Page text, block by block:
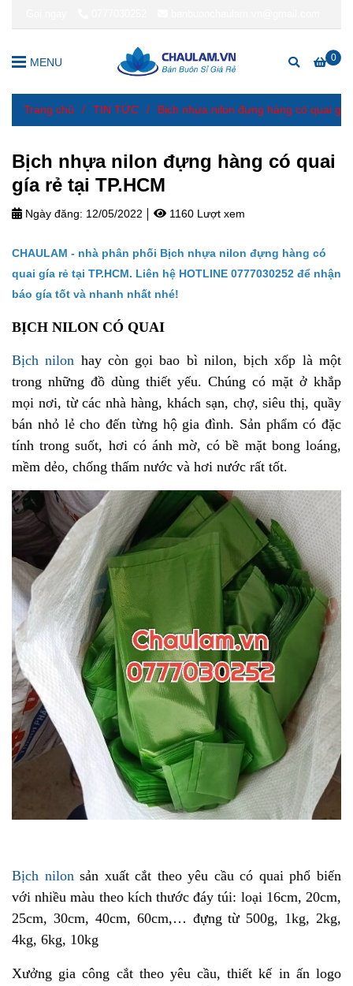
0
MENU
Trang chủ / TIN TỨC / Bịch nhựa nilon đựng hàng có quai gía
Bịch nhựa nilon đựng hàng có quai
gía rẻ tại TP.HCM
Ngày đăng: 12/05/2022 1160 Lượt xem
CHAULAM - nhà phân phối Bịch nhựa nilon đựng hàng có
quai gía rẻ tại TP.HCM. Liên hệ HOTLINE 0777030252 để nhận
báo gía tốt và nhanh nhất nhé!
BỊCH NILON CÓ QUAI
Bịch nilon hay còn gọi bao bì nilon, bịch xốp là một
trong những đồ dùng thiết yếu. Chúng có mặt ở khắp
mọi nơi, từ các nhà hàng, khách sạn, chợ, siêu thị, quầy
bán nhỏ lẻ cho đến từng hộ gia đình. Sản phẩm có đặc
tính trong suốt, hơi có ánh mờ, có bề mặt bong loáng,
mềm dẻo, chống thấm nước và hơi nước rất tốt.
Bịch nilonsản xuất cắt theo yêu cầucó quai phổ biến
với nhiều màu theo kích thước đáy túi: loại 16cm, 20cm,
25cm, 30cm, 40cm, 60cm,… đựng từ 500g, 1kg, 2kg,
4kg, 6kg, 10kg
Xưởng gia công cắt theo yêu cầu, thiết kế in ấn logo